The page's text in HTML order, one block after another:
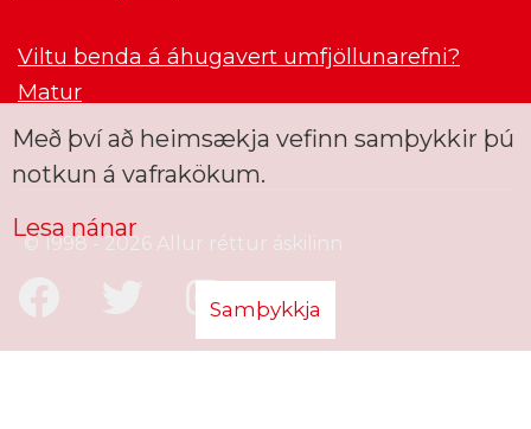
Viltu benda á áhugavert umfjöllunarefni?
Matur
© 1998 - 2026 Allur réttur áskilinn
Með því að heimsækja vefinn samþykkir þú
notkun á vafrakökum.
Lesa nánar
Samþykkja